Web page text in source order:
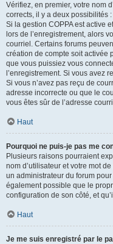
Vérifiez, en premier, votre nom
corrects, il y a deux possibilités :
Si la gestion COPPA est active
lors de l’enregistrement, alors
courriel. Certains forums
création de compte soit activée
que vous puissiez vous
l’enregistrement. Si vous avez
Si vous n’avez pas reçu de
adresse incorrecte ou que le
vous êtes sûr de l’adresse
Haut
Pourquoi ne puis-je pas me
Plusieurs raisons pourraient
nom d’utilisateur et votre mot
un administrateur du forum
également possible que le
configuration de son côté, et
Haut
Je me suis enregistré par le